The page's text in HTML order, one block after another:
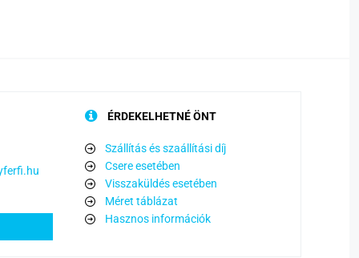
ÉRDEKELHETNÉ ÖNT
Szállítás és szaállítási díj
Csere esetében
Visszaküldés esetében
Méret táblázat
Hasznos információk